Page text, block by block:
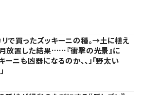
リで買ったズッキーニの種。→土に植え
放置した結果……『衝撃の光景』に
ーニも凶器になるのか、、」「野太い